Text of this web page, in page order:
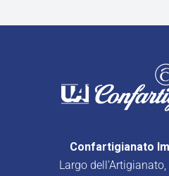
Confartigianato
Largo